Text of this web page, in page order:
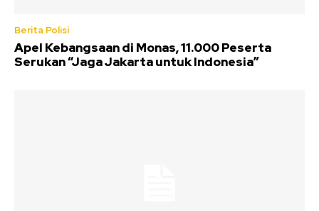
Berita Polisi
Apel Kebangsaan di Monas, 11.000 Peserta
Serukan “Jaga Jakarta untuk Indonesia”